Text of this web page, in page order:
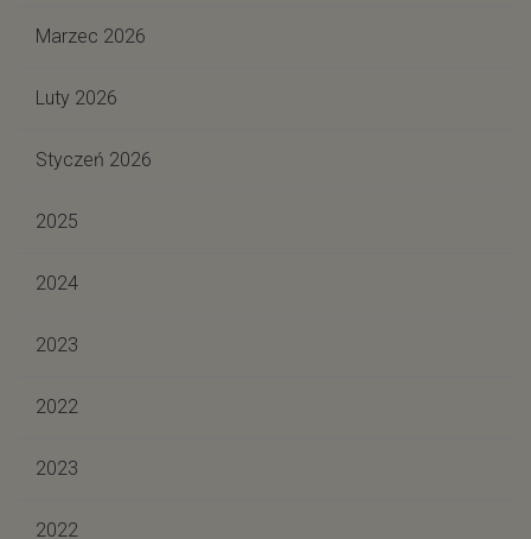
Marzec 2026
Luty 2026
Styczeń 2026
2025
2024
2023
2022
2023
2022